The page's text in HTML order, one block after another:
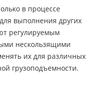
в процессе
выполнения других
регулируемым
нескользящими
их для различных
грузоподъемности.